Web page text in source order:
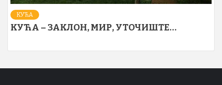
КУЋА
КУЋА – ЗАКЛОН, МИР, УТОЧИШТЕ…